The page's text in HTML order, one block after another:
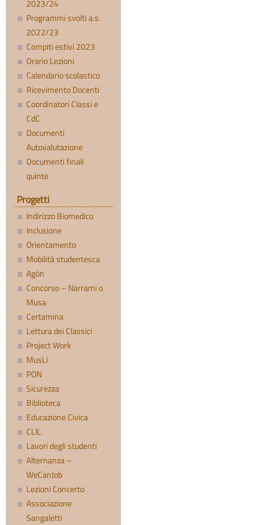
2023/24
Programmi svolti a.s.
2022/23
Compiti estivi 2023
Orario Lezioni
Calendario scolastico
Ricevimento Docenti
Coordinatori Classi e
CdC
Documenti
Autovalutazione
Documenti finali
quinte
Progetti
Indirizzo Biomedico
Inclusione
Orientamento
Mobilità studentesca
Agòn
Concorso – Narrami o
Musa
Certamina
Lettura dei Classici
Project Work
MusLi
PON
Sicurezza
Biblioteca
Educazione Civica
CLIL
Lavori degli studenti
Alternanza –
WeCanJob
Lezioni Concerto
Associazione
Sangaletti